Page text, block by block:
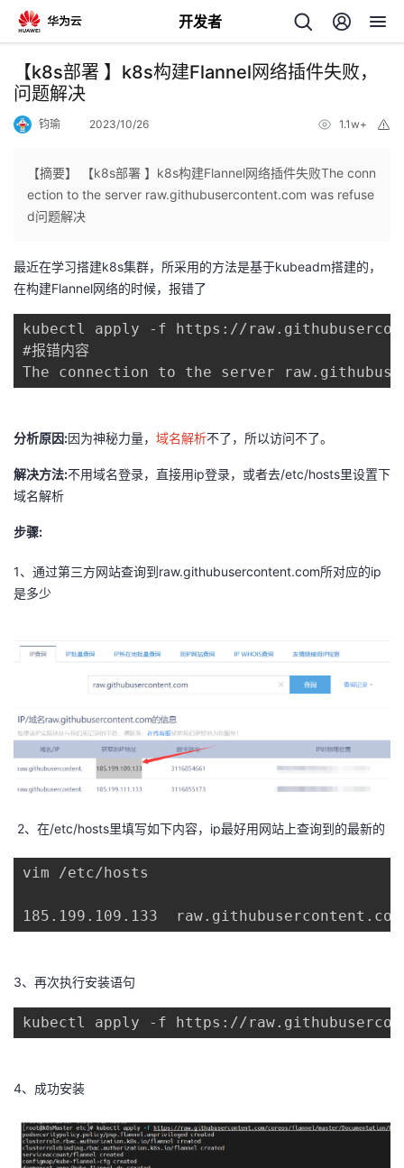
开发者
返
回
个
人
页
我
开
发
者
我
的
博
我
的
坛
我
圈
的
播
我
活
的
注
我
的
开
发
者
堂
的
课
我
的
我
我
的
Programs
我
的
支
技
术
的
云
【k8s部署 】k8s构建Flannel网络插件失败，
问题解决
钧瑜 2023/10/26 1.1w+
【摘要】 【k8s部署 】k8s构建Flannel网络插件失败The conn
ection to the server raw.githubusercontent.com was refuse
d问题解决
最近在学习搭建k8s集群，所采用的方法是基于kubeadm搭建的，
在构建Flannel网络的时候，报错了
kubectl apply -f https://
#报错内容
The connection to the server
分析原因:因为神秘力量， 域名解析不了，所以访问不了。
解决方法:不用域名登录，直接用ip登录，或者去/etc/hosts里设置下
域名解析
步骤:
1、通过第三方网站查询到raw.githubusercontent.com所对应的ip
是多少
2、在/etc/hosts里填写如下内容，ip最好用网站上查询到的最新的
vim /etc/hosts
185.199.109.133  raw.githubusercontent.com
3、再次执行安装语句
kubectl apply -f https://
4、成功安装